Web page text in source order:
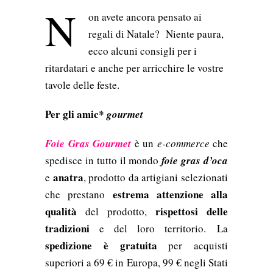
N
on avete ancora pensato ai
regali di Natale? Niente paura,
ecco alcuni consigli per i
ritardatari e anche per arricchire le vostre
tavole delle feste.
Per gli amic* gourmet
Foie Gras Gourmet è un e-commerce che
spedisce in tutto il mondofoie gras d’oca
e anatra, prodotto da artigiani selezionati
che prestano estrema attenzione alla
qualità del prodotto, rispettosi delle
tradizioni e del loro territorio. La
spedizione è gratuita per acquisti
superiori a 69 € in Europa, 99 € negli Stati